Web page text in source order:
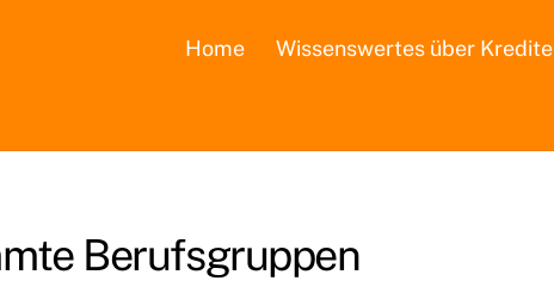
Home Wissenswertes über Kredite
Berufsgruppen